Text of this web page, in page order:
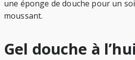
une éponge de douche pour un
moussant.
Gel douche à